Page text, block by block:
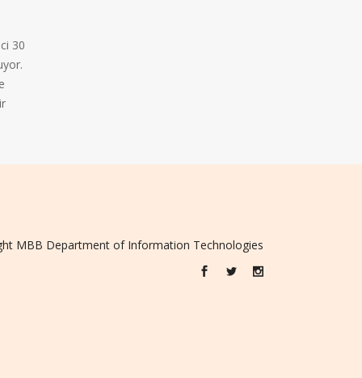
30
MBB Department of Information Technologies